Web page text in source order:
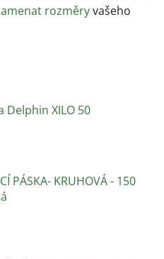
rozměryvašeho
Delphin XILO 50
PÁSKA- KRUHOVÁ - 150